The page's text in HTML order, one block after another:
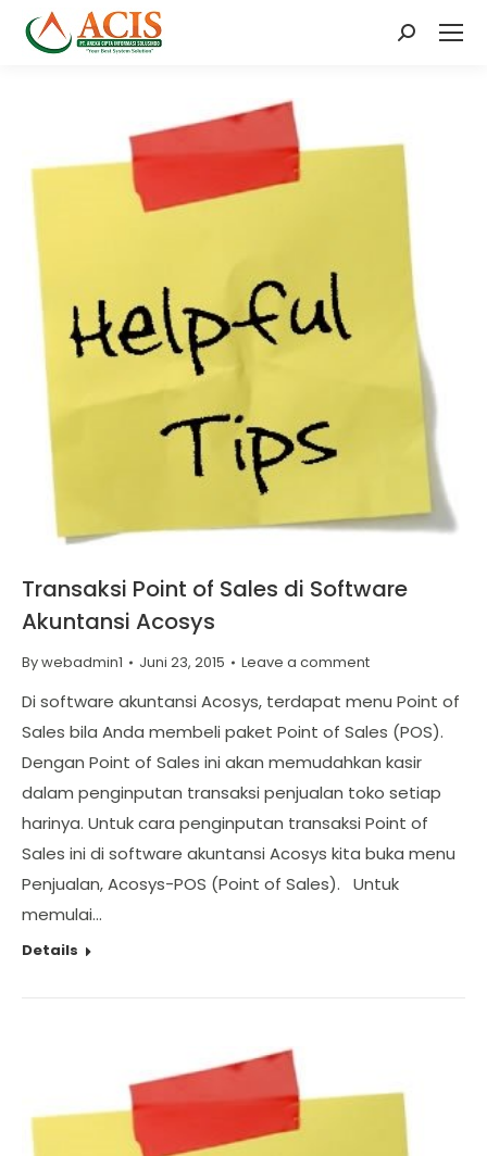
Search:
Transaksi Point of Sales di Software
Akuntansi Acosys
Bywebadmin1 Juni 23, 2015 Leave a comment
Di software akuntansi Acosys, terdapat menu Point of
Sales bila Anda membeli paket Point of Sales (POS).
Dengan Point of Sales ini akan memudahkan kasir
dalam penginputan transaksi penjualan toko setiap
harinya. Untuk cara penginputan transaksi Point of
Sales ini di software akuntansi Acosys kita buka menu
Penjualan, Acosys-POS (Point of Sales). Untuk
memulai…
Details